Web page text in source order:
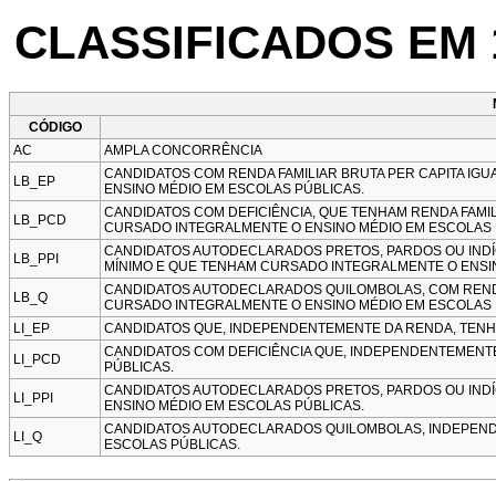
CLASSIFICADOS EM
CÓDIGO
AC
AMPLA CONCORRÊNCIA
LB_EP
CANDIDATOS COM RENDA FAMILIAR BRUTA PER CAPITA
ENSINO MÉDIO EM ESCOLAS PÚBLICAS.
LB_PCD
CANDIDATOS COM DEFICIÊNCIA, QUE TENHAM RENDA
CURSADO INTEGRALMENTE O ENSINO MÉDIO EM ESCOLAS
LB_PPI
CANDIDATOS AUTODECLARADOS PRETOS, PARDOS OU
MÍNIMO E QUE TENHAM CURSADO INTEGRALMENTE O
LB_Q
CANDIDATOS AUTODECLARADOS QUILOMBOLAS, COM
CURSADO INTEGRALMENTE O ENSINO MÉDIO EM ESCOLAS
LI_EP
CANDIDATOS QUE, INDEPENDENTEMENTE DA RENDA,
LI_PCD
CANDIDATOS COM DEFICIÊNCIA QUE,
PÚBLICAS.
LI_PPI
CANDIDATOS AUTODECLARADOS PRETOS, PARDOS OU
ENSINO MÉDIO EM ESCOLAS PÚBLICAS.
LI_Q
CANDIDATOS AUTODECLARADOS QUILOMBOLAS,
ESCOLAS PÚBLICAS.